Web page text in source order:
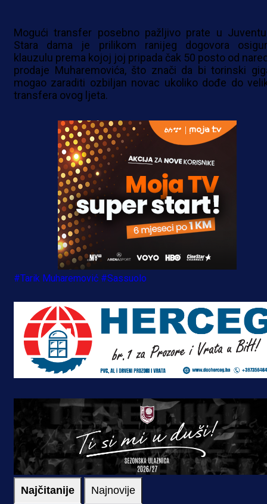
Mogući transfer posebno pažljivo prate u
Stara dama je prilikom ranijeg dogovora
klauzulu prema kojoj joj pripada čak 50 posto od
prodaje Muharemovića, što znači da bi torinski
mogao zaraditi ozbiljan novac ukoliko dođe do
transfera ovog ljeta.
#Tarik Muharemović #Sassuolo
Najčitanije Najnovije